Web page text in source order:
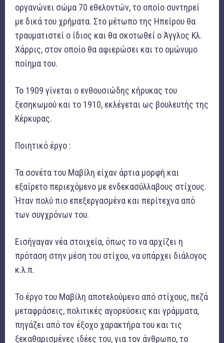
οργανώνει σώμα 70 εθελοντών, το οποίο συντηρεί
με δικά του χρήματα. Στο μέτωπο της Ηπείρου θα
τραυματιστεί ο ίδιος και θα σκοτωθεί ο Άγγλος Κλ.
Χάρρις, στον οποίο θα αφιερώσει και το ομώνυμο
ποίημα του.
Το 1909 γίνεται ο ενθουσιώδης κήρυκας του
ξεσηκωμού και το 1910, εκλέγεται ως βουλευτής της
Κέρκυρας.
Ποιητικό έργο :
Τα σονέτα του Μαβίλη είχαν άρτια μορφή και
εξαίρετο περιεχόμενο με ενδεκασύλλαβους στίχους.
Ήταν πολύ πιο επεξεργασμένα και περίτεχνα από
των συγχρόνων του.
Εισήγαγαν νέα στοιχεία, όπως το να αρχίζει η
πρόταση στην μέση του στίχου, να υπάρχει διάλογος
κ.λ.π.
Το έργο του Μαβίλη αποτελούμενο από στίχους, πεζά
μεταφράσεις, πολιτικές αγορεύσεις και γράμματα,
πηγάζει από τον έξοχο χαρακτήρα του και τις
ξεκαθαρισμένες ιδέες του, για τον άνθρωπο, το